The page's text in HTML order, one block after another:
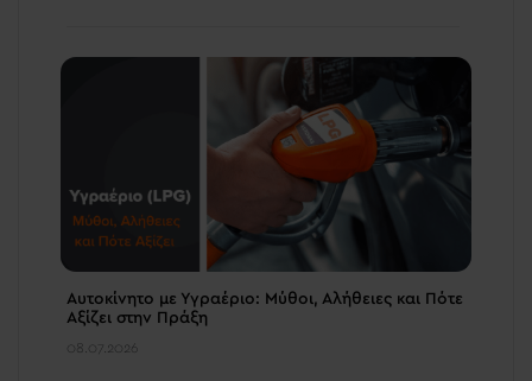
Αυτοκίνητο με Υγραέριο: Μύθοι, Αλήθειες και Πότε
Αξίζει στην Πράξη
08.07.2026